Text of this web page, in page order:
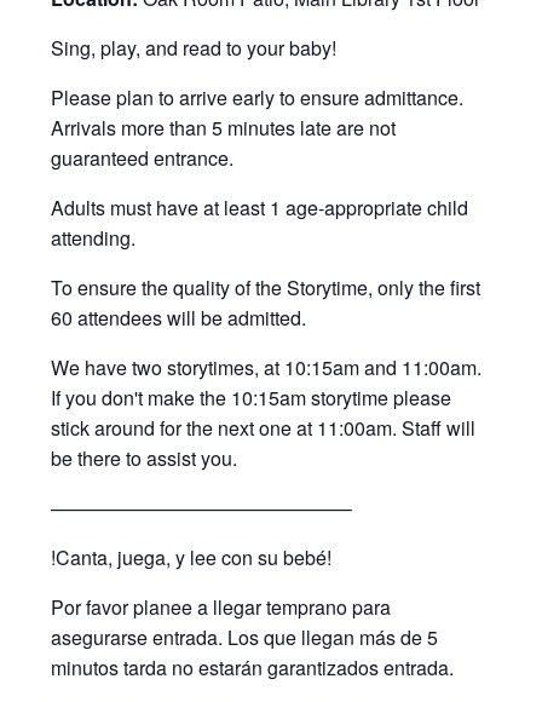
Sing, play, and read to your baby!
Please plan to arrive early to ensure admittance.
Arrivals more than 5 minutes late are not
guaranteed entrance.
Adults must have at least 1 age-appropriate child
attending.
To ensure the quality of the Storytime, only the first
60 attendees will be admitted.
We have two storytimes, at 10:15am and 11:00am.
If you don't make the 10:15am storytime please
stick around for the next one at 11:00am. Staff will
be there to assist you.
———————————————–
!Canta, juega, y lee con su bebé!
Por favor planee a llegar temprano para
asegurarse entrada. Los que llegan más de 5
minutos tarda no estarán garantizados entrada.